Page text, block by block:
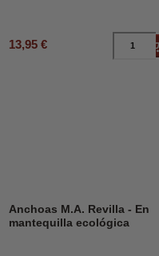
13,95 €
Anchoas M.A. Revilla - En
mantequilla ecológica